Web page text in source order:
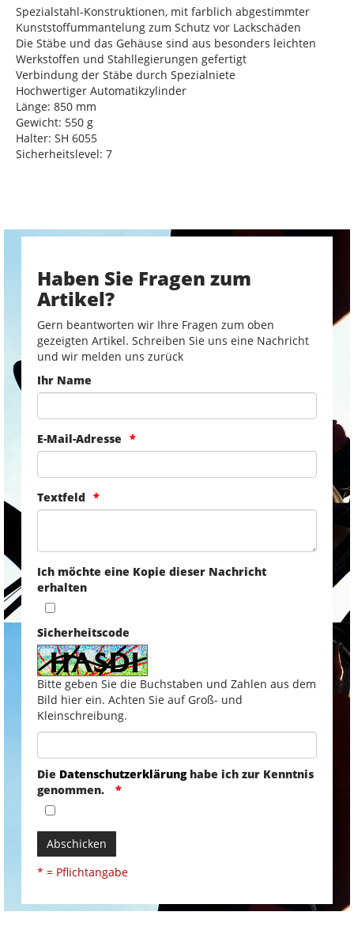
Spezialstahl-Konstruktionen, mit farblich abgestimmter
Kunststoffummantelung zum Schutz vor Lackschäden
Die Stäbe und das Gehäuse sind aus besonders leichten
Werkstoffen und Stahllegierungen gefertigt
Verbindung der Stäbe durch Spezialniete
Hochwertiger Automatikzylinder
Länge: 850 mm
Gewicht: 550 g
Halter: SH 6055
Sicherheitslevel: 7
Haben Sie Fragen zum
Artikel?
Gern beantworten wir Ihre Fragen zum oben
gezeigten Artikel. Schreiben Sie uns eine Nachricht
und wir melden uns zurück
Ihr Name
E-Mail-Adresse
Textfeld
Ich möchte eine Kopie dieser Nachricht
erhalten
Sicherheitscode
Bitte geben Sie die Buchstaben und Zahlen aus dem
Bild hier ein. Achten Sie auf Groß- und
Kleinschreibung.
Die Datenschutzerklärunghabe ich zur Kenntnis
genommen.
Abschicken
* = Pflichtangabe